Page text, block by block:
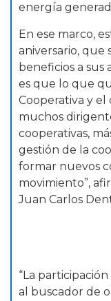
energía
En ese marco,
aniversario, que
beneficios a sus
es que lo que
Cooperativa y el
muchos
cooperativas,
gestión de la
formar nuevos
movimiento”,
Juan Carlos
“La
al buscador de